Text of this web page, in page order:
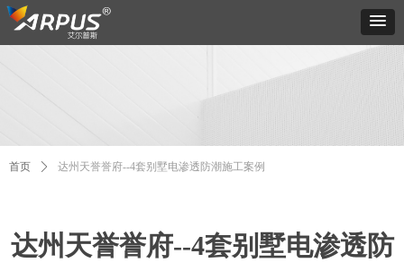
首页 ꄲ 达州天誉誉府--4套别墅电渗透防潮施工案例
达州天誉誉府--4套别墅电渗透防